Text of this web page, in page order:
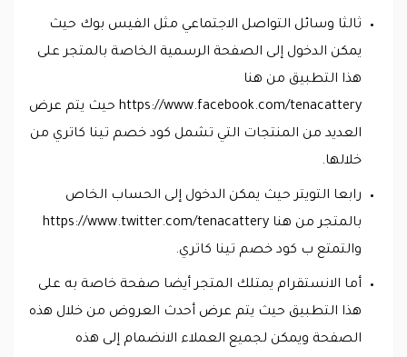
ثالثا وسائل التواصل الاجتماعي مثل الفيس بوك حيث
يمكن الدخول إلى الصفحة الرسمية الخاصة بالمتجر على
هذا التطبيق من هنا
https://www.facebook.com/tenacattery حيث يتم عرض
العديد من المنتجات التي تشمل كود خصم تينا كاتري من
خلالها.
رابعا التويتر حيث يمكن الدخول إلى الحساب الخاص
بالمتجر من هنا https://www.twitter.com/tenacattery
والتمتع ب كود خصم تينا كاتري.
أما الانستقرام يمتلك المتجر أيضا صفحة خاصة به على
هذا التطبيق حيث يتم عرض أحدث العروض من خلال هذه
الصفحة ويمكن لجميع العملاء الانضمام إلى هذه